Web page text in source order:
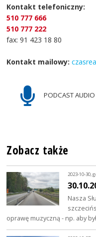
Kontakt telefoniczny:
510 777 666
510 777 222
fax: 91 423 18 80
Kontakt mailowy:
PODCAST AUDIO
Zobacz także
2023-10-30,
Nasza
oprawę muzyczną - np. aby